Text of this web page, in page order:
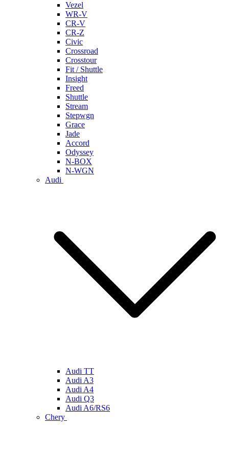
Vezel
WR-V
CR-V
CR-Z
Civic
Crossroad
Crosstour
Fit / Shuttle
Insight
Freed
Shuttle
Stream
Stepwgn
Grace
Jade
Accord
Odyssey
N-BOX
N-WGN
Audi
Audi TT
Audi A3
Audi A4
Audi Q3
Audi A6/RS6
Chery